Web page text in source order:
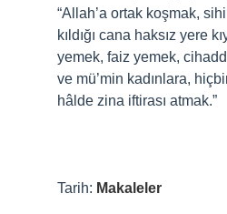
“Allah’a ortak koşmak,
kıldığı cana haksız yere
yemek, faiz yemek,
ve mü’min kadınlara,
hâlde zina iftirası atmak.”
Tarih: Makaleler